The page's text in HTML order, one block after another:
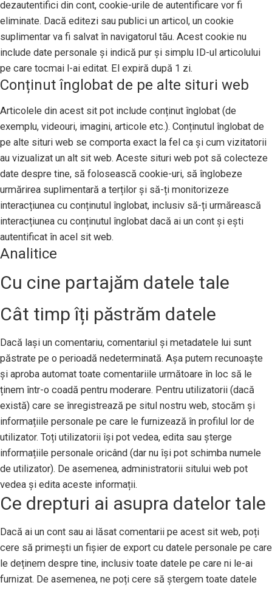
dezautentifici din cont, cookie-urile de autentificare vor fi
eliminate. Dacă editezi sau publici un articol, un cookie
suplimentar va fi salvat în navigatorul tău. Acest cookie nu
include date personale și indică pur și simplu ID-ul articolului
pe care tocmai l-ai editat. El expiră după 1 zi.
Conținut înglobat de pe alte situri web
Articolele din acest sit pot include conținut înglobat (de
exemplu, videouri, imagini, articole etc.). Conținutul înglobat de
pe alte situri web se comporta exact la fel ca și cum vizitatorii
au vizualizat un alt sit web. Aceste situri web pot să colecteze
date despre tine, să folosească cookie-uri, să înglobeze
urmărirea suplimentară a terților și să-ți monitorizeze
interacțiunea cu conținutul înglobat, inclusiv să-ți urmărească
interacțiunea cu conținutul înglobat dacă ai un cont și ești
autentificat în acel sit web.
Analitice
Cu cine partajăm datele tale
Cât timp îți păstrăm datele
Dacă lași un comentariu, comentariul și metadatele lui sunt
păstrate pe o perioadă nedeterminată. Așa putem recunoaște
și aproba automat toate comentariile următoare în loc să le
ținem într-o coadă pentru moderare. Pentru utilizatorii (dacă
există) care se înregistrează pe situl nostru web, stocăm și
informațiile personale pe care le furnizează în profilul lor de
utilizator. Toți utilizatorii își pot vedea, edita sau șterge
informațiile personale oricând (dar nu își pot schimba numele
de utilizator). De asemenea, administratorii sitului web pot
vedea și edita aceste informații.
Ce drepturi ai asupra datelor tale
Dacă ai un cont sau ai lăsat comentarii pe acest sit web, poți
cere să primești un fișier de export cu datele personale pe care
le deținem despre tine, inclusiv toate datele pe care ni le-ai
furnizat. De asemenea, ne poți cere să ștergem toate datele